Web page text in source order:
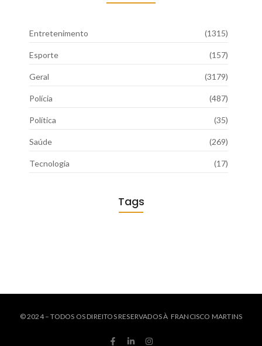
Entretenimento (1315)
Esporte (157)
Geral (3179)
Polícia (487)
Política (35)
Saúde (269)
Tecnologia (17)
Tags
© 2024 – TODOS OS DIREITOS RESERVADOS À FRANCISCO MARTINS